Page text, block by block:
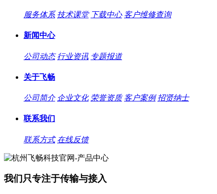
服务体系 技术课堂 下载中心 客户维修查询
新闻中心
公司动态 行业资讯 专题报道
关于飞畅
公司简介 企业文化 荣誉资质 客户案例 招贤纳士
联系我们
联系方式 在线反馈
我们只专注于传输与接入